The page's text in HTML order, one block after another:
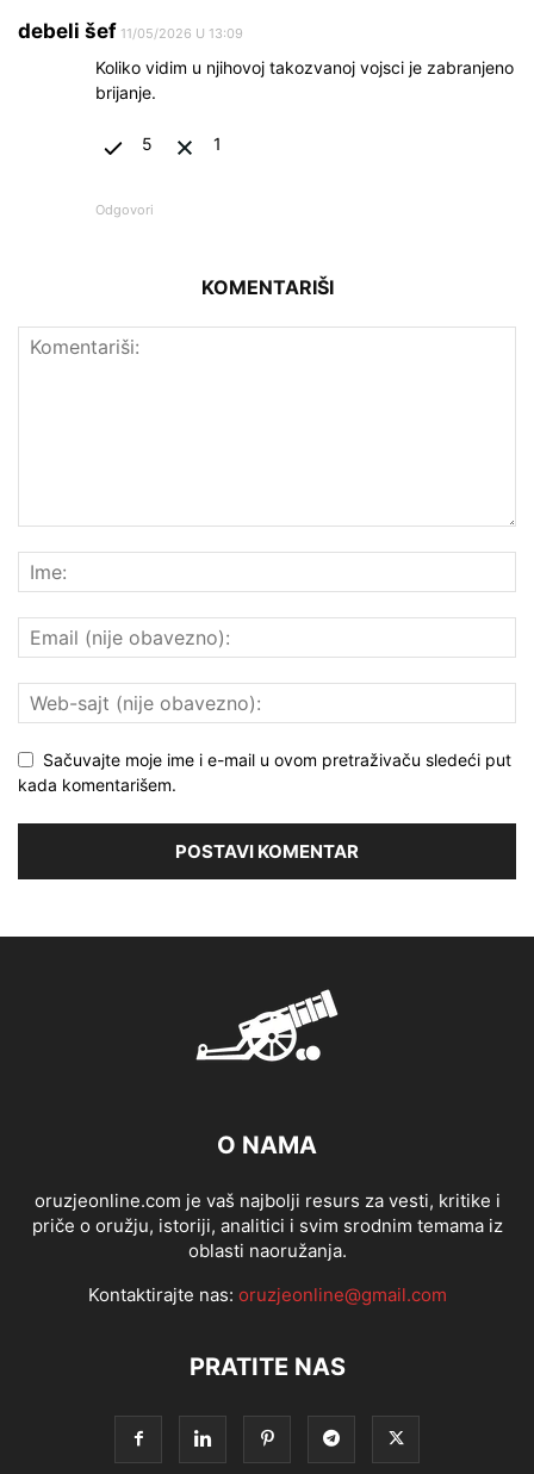
debeli šef 11/05/2026 U 13:09
Koliko vidim u njihovoj takozvanoj vojsci je zabranjeno
brijanje.
5 1
Odgovori
KOMENTARIŠI
Sačuvajte moje ime i e-mail u ovom pretraživaču sledeći put
kada komentarišem.
O NAMA
oruzjeonline.com je vaš najbolji resurs za vesti, kritike i
priče o oružju, istoriji, analitici i svim srodnim temama iz
oblasti naoružanja.
Kontaktirajte nas: oruzjeonline@gmail.com
PRATITE NAS